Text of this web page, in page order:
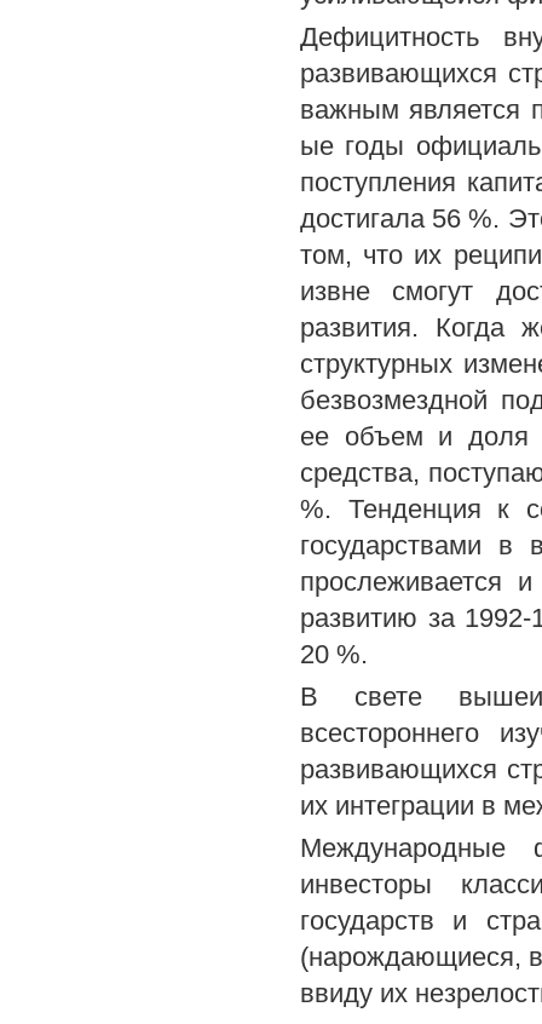
Дефицитность
развивающихся
важным является
ые годы
поступления
достигала 56 %.
том, что их
извне смогут
развития. Когда
структурных
безвозмездной
ее объем и доля
средства,
%. Тенденция к
государствами в
прослеживается
развитию за
20 %.
В свете
всестороннего
развивающихся
их интеграции в
Международные
инвесторы
государств и
(нарождающиеся,
ввиду их